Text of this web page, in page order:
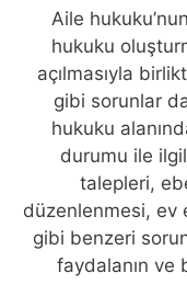
Aile
hukuku
açılmasıyla
gibi sorunlar
hukuku
durumu ile
talepleri,
düzenlenmesi, ev
gibi benzeri
faydalanın ve